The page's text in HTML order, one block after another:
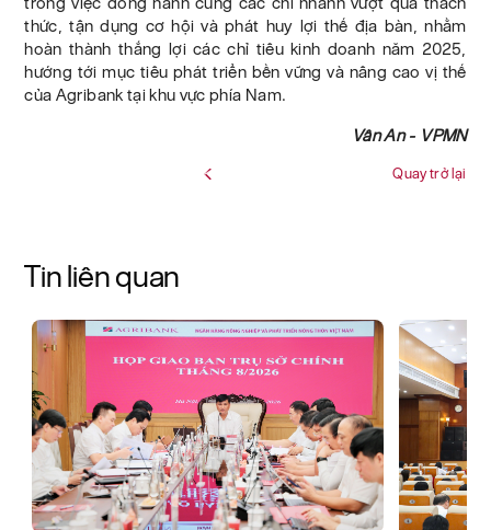
thức, tận dụng cơ hội và phát huy lợi thế địa bàn, nhằm
hoàn thành thắng lợi các chỉ tiêu kinh doanh năm 2025,
hướng tới mục tiêu phát triển bền vững và nâng cao vị thế
của Agribank tại khu vực phía Nam.
Vân An - VPMN
Quay trở lại
Tin liên quan